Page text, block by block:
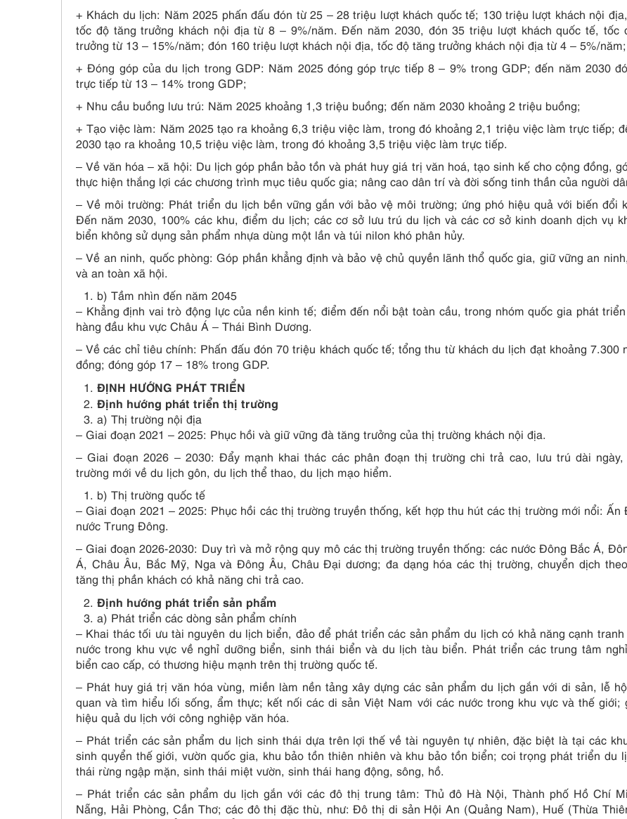
+ Khách du lịch: Năm 2025 phấn đấu đón từ 25 – 28 triệu lượt khách quốc tế; 130 triệu lượt khách nội
tốc độ tăng trưởng khách nội địa từ 8 – 9%/năm. Đến năm 2030, đón 35 triệu lượt khách quốc tế, tốc
trưởng từ 13 – 15%/năm; đón 160 triệu lượt khách nội địa, tốc độ tăng trưởng khách nội địa từ 4 – 5%/năm;
+ Đóng góp của du lịch trong GDP: Năm 2025 đóng góp trực tiếp 8 – 9% trong GDP; đến năm 2030
trực tiếp từ 13 – 14% trong GDP;
+ Nhu cầu buồng lưu trú: Năm 2025 khoảng 1,3 triệu buồng; đến năm 2030 khoảng 2 triệu buồng;
+ Tạo việc làm: Năm 2025 tạo ra khoảng 6,3 triệu việc làm, trong đó khoảng 2,1 triệu việc làm trực tiếp;
2030 tạo ra khoảng 10,5 triệu việc làm, trong đó khoảng 3,5 triệu việc làm trực tiếp.
– Về văn hóa – xã hội: Du lịch góp phần bảo tồn và phát huy giá trị văn hoá, tạo sinh kế cho cộng đồng,
thực hiện thắng lợi các chương trình mục tiêu quốc gia; nâng cao dân trí và đời sống tinh thần của người
– Về môi trường: Phát triển du lịch bền vững gắn với bảo vệ môi trường; ứng phó hiệu quả với biến đổi
Đến năm 2030, 100% các khu, điểm du lịch; các cơ sở lưu trú du lịch và các cơ sở kinh doanh dịch vụ
biển không sử dụng sản phẩm nhựa dùng một lần và túi nilon khó phân hủy.
– Về an ninh, quốc phòng: Góp phần khẳng định và bảo vệ chủ quyền lãnh thổ quốc gia, giữ vững an
và an toàn xã hội.
b) Tầm nhìn đến năm 2045
– Khẳng định vai trò động lực của nền kinh tế; điểm đến nổi bật toàn cầu, trong nhóm quốc gia phát
hàng đầu khu vực Châu Á – Thái Bình Dương.
– Về các chỉ tiêu chính: Phấn đấu đón 70 triệu khách quốc tế; tổng thu từ khách du lịch đạt khoảng 7.300
đồng; đóng góp 17 – 18% trong GDP.
ĐỊNH HƯỚNG PHÁT TRIỂN
Định hướng phát triển thị trường
a) Thị trường nội địa
– Giai đoạn 2021 – 2025: Phục hồi và giữ vững đà tăng trưởng của thị trường khách nội địa.
– Giai đoạn 2026 – 2030: Đẩy mạnh khai thác các phân đoạn thị trường chi trả cao, lưu trú dài ngày,
trường mới về du lịch gôn, du lịch thể thao, du lịch mạo hiểm.
b) Thị trường quốc tế
– Giai đoạn 2021 – 2025: Phục hồi các thị trường truyền thống, kết hợp thu hút các thị trường mới nổi: Ấn
nước Trung Đông.
– Giai đoạn 2026-2030: Duy trì và mở rộng quy mô các thị trường truyền thống: các nước Đông Bắc Á,
Á, Châu Âu, Bắc Mỹ, Nga và Đông Âu, Châu Đại dương; đa dạng hóa các thị trường, chuyển dịch
tăng thị phần khách có khả năng chi trả cao.
Định hướng phát triển sản phẩm
a) Phát triển các dòng sản phẩm chính
– Khai thác tối ưu tài nguyên du lịch biển, đảo để phát triển các sản phẩm du lịch có khả năng cạnh
nước trong khu vực về nghỉ dưỡng biển, sinh thái biển và du lịch tàu biển. Phát triển các trung tâm
biển cao cấp, có thương hiệu mạnh trên thị trường quốc tế.
– Phát huy giá trị văn hóa vùng, miền làm nền tảng xây dựng các sản phẩm du lịch gắn với di sản, lễ
quan và tìm hiểu lối sống, ẩm thực; kết nối các di sản Việt Nam với các nước trong khu vực và thế giới;
hiệu quả du lịch với công nghiệp văn hóa.
– Phát triển các sản phẩm du lịch sinh thái dựa trên lợi thế về tài nguyên tự nhiên, đặc biệt là tại các
sinh quyển thế giới, vườn quốc gia, khu bảo tồn thiên nhiên và khu bảo tồn biển; coi trọng phát triển du
thái rừng ngập mặn, sinh thái miệt vườn, sinh thái hang động, sông, hồ.
– Phát triển các sản phẩm du lịch gắn với các đô thị trung tâm: Thủ đô Hà Nội, Thành phố Hồ Chí
Nẵng, Hải Phòng, Cần Thơ; các đô thị đặc thù, như: Đô thị di sản Hội An (Quảng Nam), Huế (Thừa